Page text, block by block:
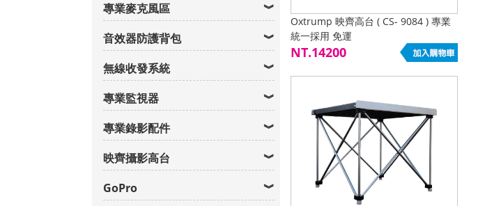
專業麥克風區
音效器防護背包
無線收發系統
專業監視器
專業錄影配件
映齊攝影高台
GoPro
Oxtrump 映齊高台 ( CS- 9084 ) 專業
統一採用 免運
NT.14200